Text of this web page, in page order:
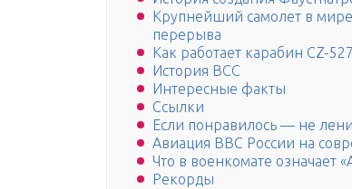
Крупнейший самолет в
перерыва
Как работает карабин CZ-527
История ВСС
Интересные факты
Ссылки
Если понравилось — не
Авиация ВВС России на
Что в военкомате означает
Рекорды